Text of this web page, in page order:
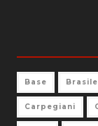
Base
Carpegiani